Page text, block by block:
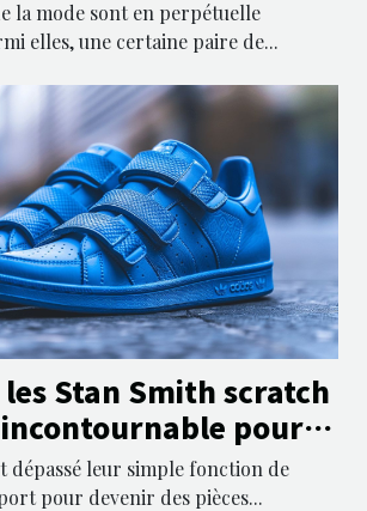
la mode sont en perpétuelle
elles, une certaine paire de...
les Stan Smith scratch
pour
femme
dépassé leur simple fonction de
pour devenir des pièces...